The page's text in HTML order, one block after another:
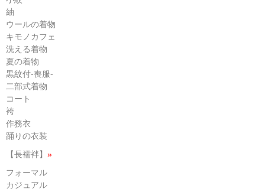
紬
ウールの着物
キモノカフェ
洗える着物
夏の着物
黒紋付-喪服-
二部式着物
コート
袴
作務衣
踊りの衣装
【長襦袢】 »
フォーマル
カジュアル